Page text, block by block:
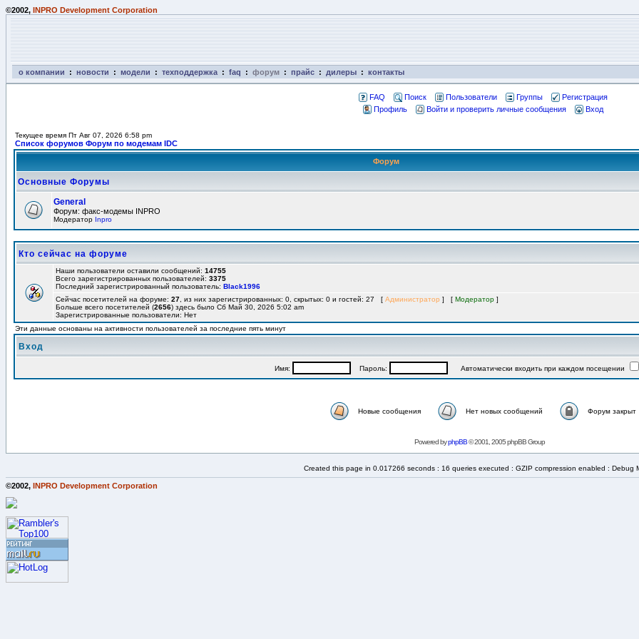
©2002, INPRO Development Corporation
о компании : новости : модели : техподдержка : faq : форум : прайс : дилеры : контакты
FAQ Поиск Пользователи Группы
Регистрация
Профиль
Войти и проверить личные сообщения Вход
Текущее время Пт Авг 07, 2026 6:58 pm
Список форумов Форум по модемам IDC
Форум
Основные Форумы
General
Форум: факс-модемы INPRO
Модератор Inpro
Кто сейчас на форуме
Наши пользователи оставили сообщений: 14755
Всего зарегистрированных пользователей: 3375
Последний зарегистрированный пользователь: Black1996
Сейчас посетителей на форуме: 27 , из них зарегистрированных: 0, скрытых: 0 и гостей: 27 [ Администратор ] [ Модератор ]
Больше всего посетителей (2656) здесь было Сб Май 30, 2026 5:02 am
Зарегистрированные пользователи: Нет
Эти данные основаны на активности пользователей за последние пять минут
Вход
Имя: Пароль: Автоматически входить при каждом посещении
Новые сообщения Нет новых сообщений Форум закрыт
Powered byphpBB© 2001, 2005 phpBB Group
Created this page in 0.017266 seconds : 16 queries executed : GZIP compression enabled : Debug
©2002, INPRO Development Corporation